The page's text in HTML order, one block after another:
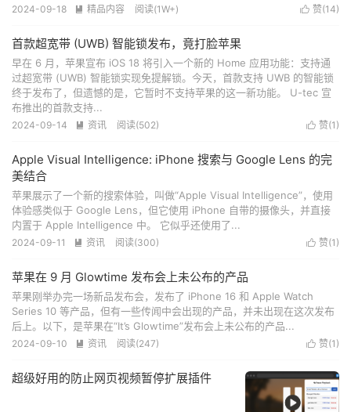
 赞(14)
2024-09-18  精品内容 阅读(1W+)
首款超宽带 (UWB) 智能锁发布，竟打脸苹果
早在 6 月，苹果宣布 iOS 18 将引入一个新的 Home 应用功能：支持通
过超宽带 (UWB) 智能锁实现免提解锁。今天，首款支持 UWB 的智能锁
终于发布了，但遗憾的是，它暂时不支持苹果的这一新功能。 U-tec 宣
布推出的首款支持...
 赞(1 )
2024-09-14  资讯 阅读(502)
Apple Visual Intelligence: iPhone 搜索与 Google Lens 的完
美结合
苹果展示了一个新的搜索体验，叫做“Apple Visual Intelligence”，使用
体验感类似于 Google Lens，但它使用 iPhone 自带的摄像头，并直接
内置于 Apple Intelligence 中。 它似乎还使用了...
 赞(1 )
2024-09-11  资讯 阅读(300)
苹果在 9 月 Glowtime 发布会上未公布的产品
苹果刚举办完一场新品发布会，发布了 iPhone 16 和 Apple Watch
Series 10 等产品，但有一些传闻中会出现的产品，并未出现在这次发布
后上。以下，是苹果在“It’s Glowtime”发布会上未公布的产品...
 赞(1 )
2024-09-10  资讯 阅读(247)
超级好用的防止网页视频暂停扩展插件